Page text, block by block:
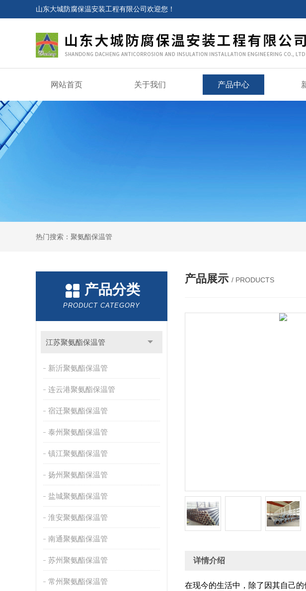
山东大城防腐保温安装工程有限公司欢迎您！
网站首页 关于我们 产品中心
热门搜索：聚氨酯保温管
产品分类
PRODUCT CATEGORY
江苏聚氨酯保温管
新沂聚氨酯保温管
连云港聚氨酯保温管
宿迁聚氨酯保温管
泰州聚氨酯保温管
镇江聚氨酯保温管
扬州聚氨酯保温管
盐城聚氨酯保温管
淮安聚氨酯保温管
南通聚氨酯保温管
苏州聚氨酯保温管
常州聚氨酯保温管
产品展示 / PRODUCTS
详情介绍
在现今的生活中，除了因其自己